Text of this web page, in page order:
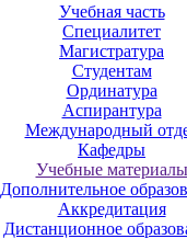
Учебная часть
Специалитет
Магистратура
Студентам
Ординатура
Аспирантура
Международный
Кафедры
Учебные материалы
Дополнительное
Аккредитация
Дистанционное